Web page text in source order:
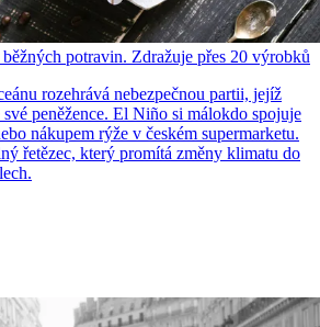
potravin. Zdražuje přes 20 výrobků
rozehrává nebezpečnou partii, jejíž
peněžence. El Niño si málokdo spojuje
nákupem rýže v českém supermarketu.
řetězec, který promítá změny klimatu do